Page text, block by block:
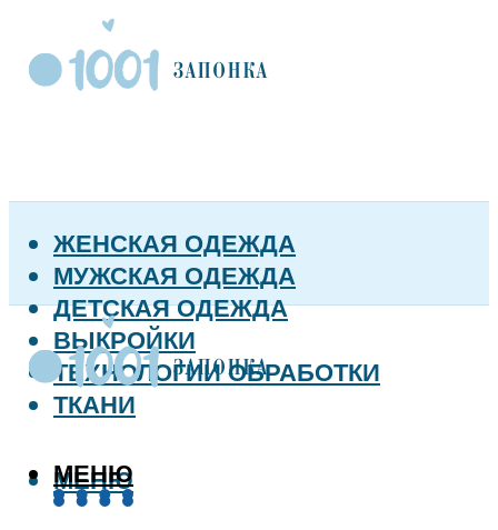
ЖЕНСКАЯ ОДЕЖДА
МУЖСКАЯ ОДЕЖДА
ДЕТСКАЯ ОДЕЖДА
ВЫКРОЙКИ
ТЕХНОЛОГИИ ОБРАБОТКИ
ТКАНИ
МЕНЮ
МЕНЮ